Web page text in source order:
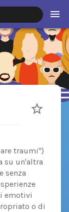
traumi")
su un'altra
senza
emotivi
o di